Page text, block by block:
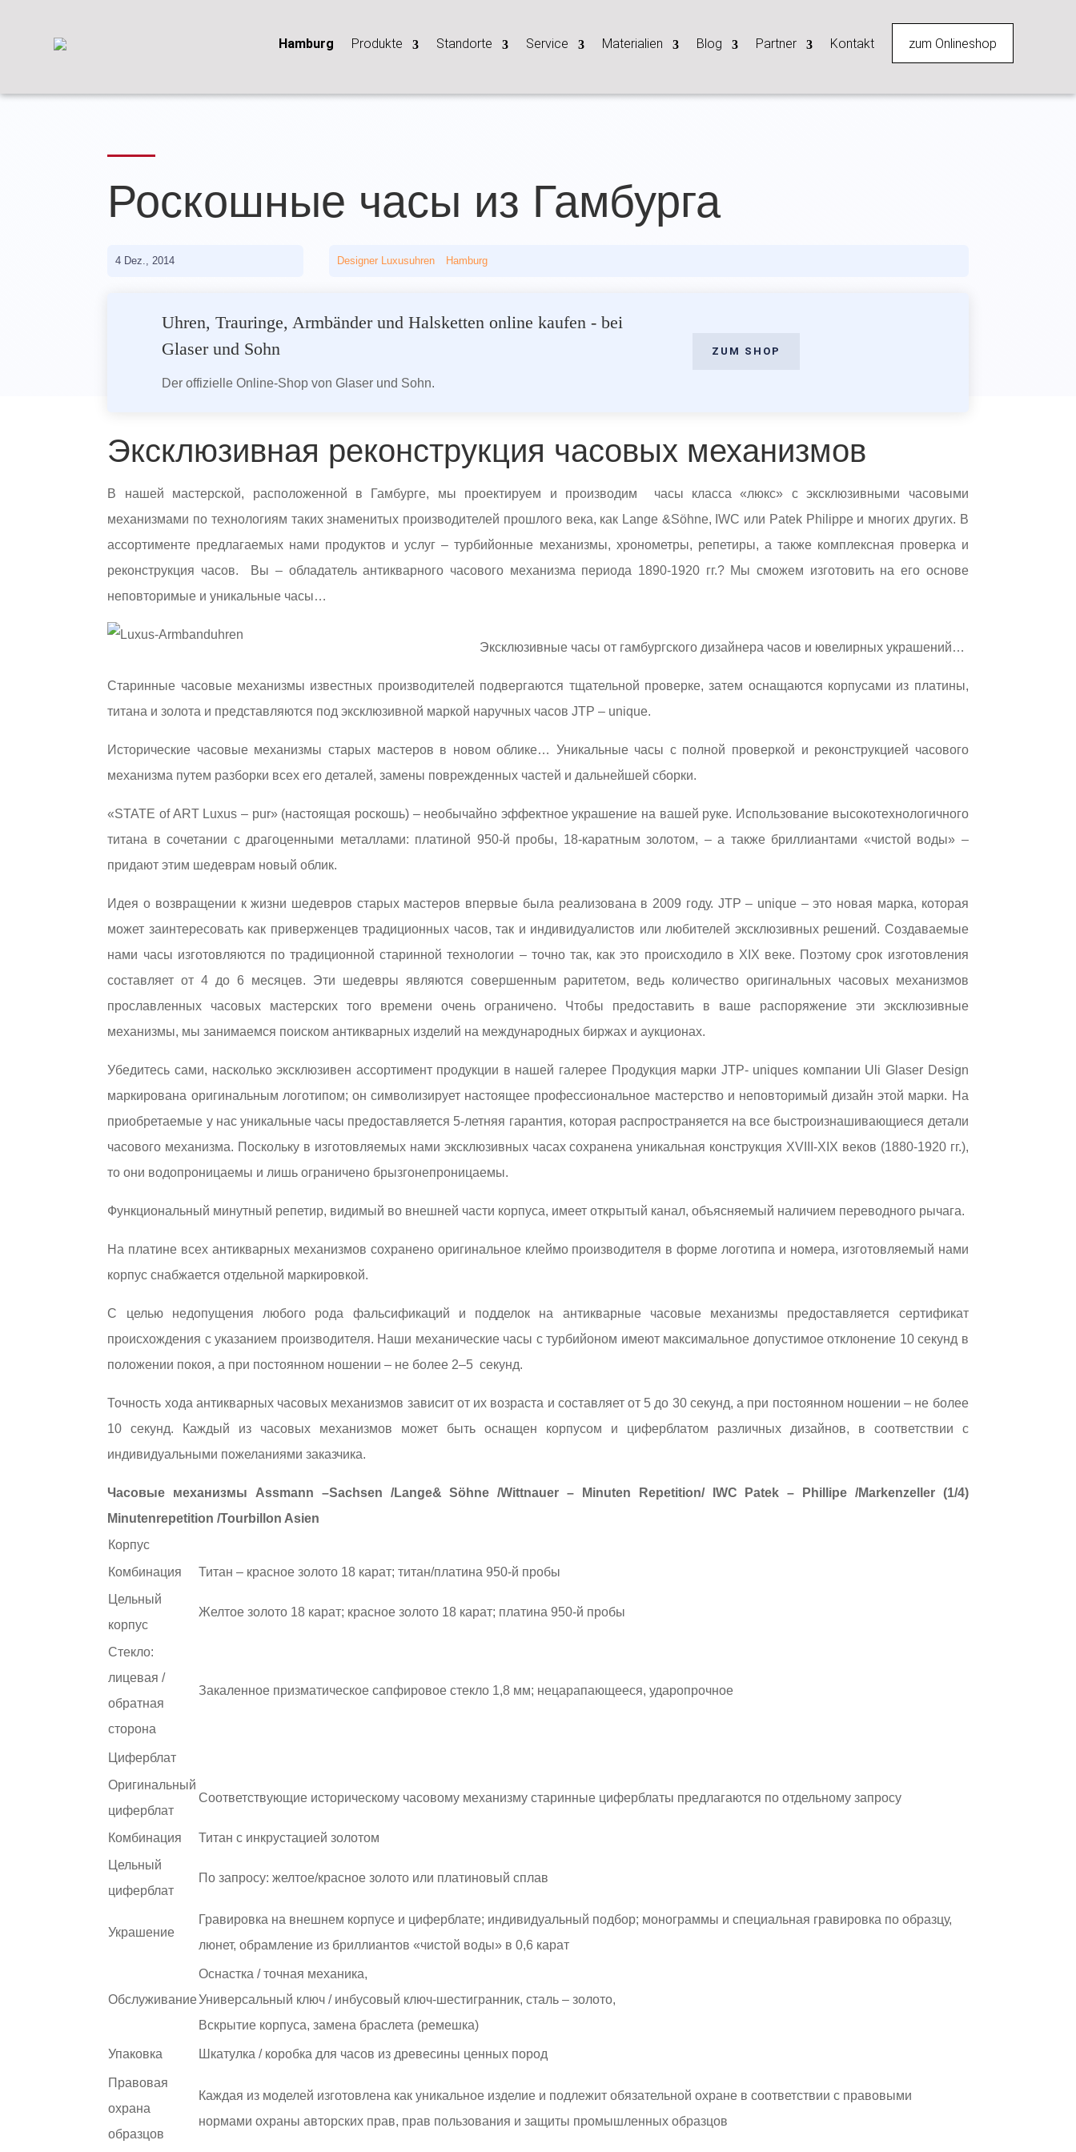
Hamburg Produkte Standorte Service Materialien Blog Partner Kontakt zum Onlineshop
Роскошные часы из Гамбурга
4 Dez., 2014 Designer Luxusuhren Hamburg
Uhren, Trauringe, Armbänder und Halsketten online kaufen - bei
Glaser und Sohn
Der offizielle Online-Shop von Glaser und Sohn.
ZUM SHOP
Эксклюзивная реконструкция часовых механизмов
В нашей мастерской, расположенной в Гамбурге, мы проектируем и производим часы класса «люкс» с эксклюзивными часовыми
механизмами по технологиям таких знаменитых производителей прошлого века, как Lange &Söhne, IWC или Patek Philippe и многих других. В
ассортименте предлагаемых нами продуктов и услуг – турбийонные механизмы, хронометры, репетиры, а также комплексная проверка и
реконструкция часов. Вы – обладатель антикварного часового механизма периода 1890-1920 гг.? Мы сможем изготовить на его основе
неповторимые и уникальные часы…
Эксклюзивные часы от гамбургского дизайнера часов и ювелирных украшений…
Старинные часовые механизмы известных производителей подвергаются тщательной проверке, затем оснащаются корпусами из платины,
титана и золота и представляются под эксклюзивной маркой наручных часов JTP – unique.
Исторические часовые механизмы старых мастеров в новом облике… Уникальные часы с полной проверкой и реконструкцией часового
механизма путем разборки всех его деталей, замены поврежденных частей и дальнейшей сборки.
«STATE of ART Luxus – pur» (настоящая роскошь) – необычайно эффектное украшение на вашей руке. Использование высокотехнологичного
титана в сочетании с драгоценными металлами: платиной 950-й пробы, 18-каратным золотом, – а также бриллиантами «чистой воды» –
придают этим шедеврам новый облик.
Идея о возвращении к жизни шедевров старых мастеров впервые была реализована в 2009 году. JTP – unique – это новая марка, которая
может заинтересовать как приверженцев традиционных часов, так и индивидуалистов или любителей эксклюзивных решений. Создаваемые
нами часы изготовляются по традиционной старинной технологии – точно так, как это происходило в XIX веке. Поэтому срок изготовления
составляет от 4 до 6 месяцев. Эти шедевры являются совершенным раритетом, ведь количество оригинальных часовых механизмов
прославленных часовых мастерских того времени очень ограничено. Чтобы предоставить в ваше распоряжение эти эксклюзивные
механизмы, мы занимаемся поиском антикварных изделий на международных биржах и аукционах.
Убедитесь сами, насколько эксклюзивен ассортимент продукции в нашей галерее Продукция марки JTP- uniques компании Uli Glaser Design
маркирована оригинальным логотипом; он символизирует настоящее профессиональное мастерство и неповторимый дизайн этой марки. На
приобретаемые у нас уникальные часы предоставляется 5-летняя гарантия, которая распространяется на все быстроизнашивающиеся детали
часового механизма. Поскольку в изготовляемых нами эксклюзивных часах сохранена уникальная конструкция XVIII-XIX веков (1880-1920 гг.),
то они водопроницаемы и лишь ограничено брызгонепроницаемы.
Функциональный минутный репетир, видимый во внешней части корпуса, имеет открытый канал, объясняемый наличием переводного рычага.
На платине всех антикварных механизмов сохранено оригинальное клеймо производителя в форме логотипа и номера, изготовляемый нами
корпус снабжается отдельной маркировкой.
С целью недопущения любого рода фальсификаций и подделок на антикварные часовые механизмы предоставляется сертификат
происхождения с указанием производителя. Наши механические часы с турбийоном имеют максимальное допустимое отклонение 10 секунд в
положении покоя, а при постоянном ношении – не более 2–5 секунд.
Точность хода антикварных часовых механизмов зависит от их возраста и составляет от 5 до 30 секунд, а при постоянном ношении – не более
10 секунд. Каждый из часовых механизмов может быть оснащен корпусом и циферблатом различных дизайнов, в соответствии с
индивидуальными пожеланиями заказчика.
Часовые механизмы Assmann –Sachsen /Lange& Söhne /Wittnauer – Minuten Repetition/ IWC Patek – Phillipe /Markenzeller (1/4)
Minutenrepetition /Tourbillon Asien
Корпус
Комбинация
Титан – красное золото 18 карат; титан/платина 950-й пробы
Цельный
корпус
Желтое золото 18 карат; красное золото 18 карат; платина 950-й пробы
Стекло:
лицевая /
обратная
сторона
Закаленное призматическое сапфировое стекло 1,8 мм; нецарапающееся, ударопрочное
Циферблат
Оригинальный
циферблат
Соответствующие историческому часовому механизму старинные циферблаты предлагаются по отдельному запросу
Комбинация
Титан с инкрустацией золотом
Цельный
циферблат
По запросу: желтое/красное золото или платиновый сплав
Украшение
Гравировка на внешнем корпусе и циферблате; индивидуальный подбор; монограммы и специальная гравировка по образцу,
люнет, обрамление из бриллиантов «чистой воды» в 0,6 карат
Обслуживание
Оснастка / точная механика,
Универсальный ключ / инбусовый ключ-шестигранник, сталь – золото,
Вскрытие корпуса, замена браслета (ремешка)
Упаковка Шкатулка / коробка для часов из древесины ценных пород
Правовая
охрана
образцов
Каждая из моделей изготовлена как уникальное изделие и подлежит обязательной охране в соответствии с правовыми
нормами охраны авторских прав, прав пользования и защиты промышленных образцов